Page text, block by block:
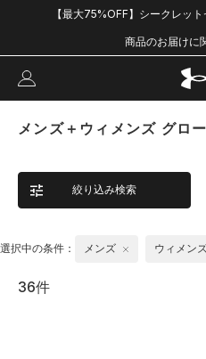
【最大75%OFF】シークレッ
商品のお届けに
メンズ＋ウィメンズ グロ
絞り込み検索
選択中の条件： メンズ ウィメン
36件